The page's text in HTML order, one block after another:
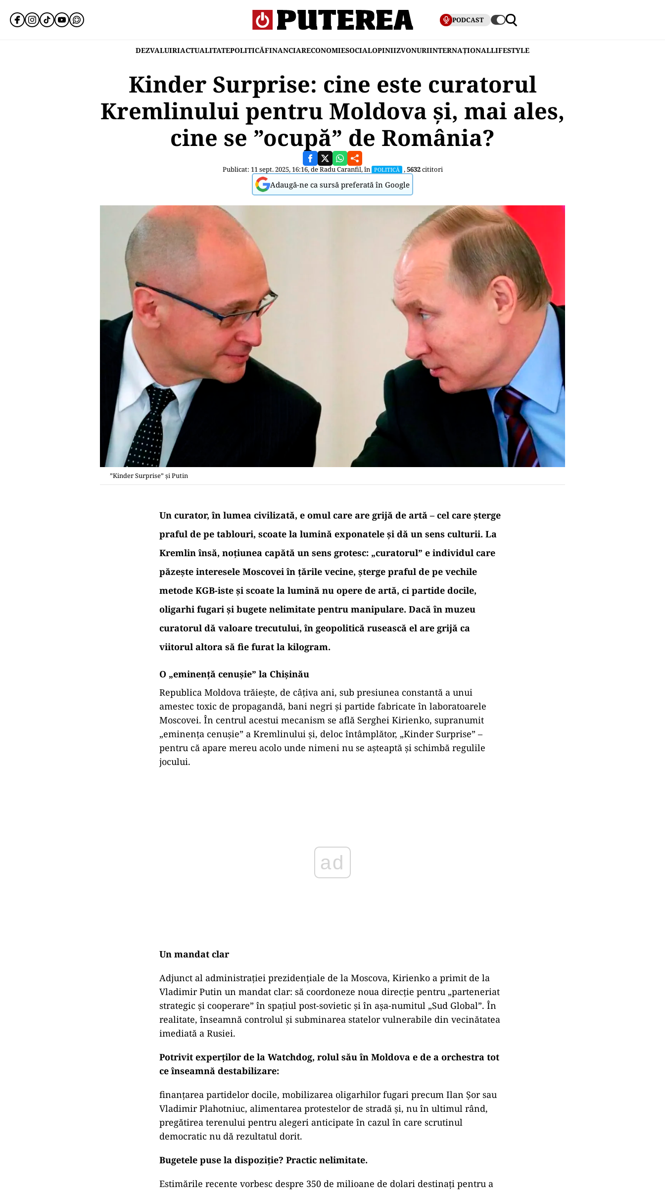
PODCAST
DEZVALUIRIACTUALITATEPOLITICĂFINANCIARECONOMIESOCIALOPINIIZVONURIINTERNAȚIONALLIFESTYLE
Kinder Surprise: cine este curatorul
Kremlinului pentru Moldova și, mai ales,
cine se ”ocupă” de România?
Publicat: 11 sept. 2025, 16:16, deRadu Caranfil, în POLITICĂ ,5632cititori
Adaugă-ne ca sursă preferată în Google
”Kinder Surprise” și Putin
Un curator, în lumea civilizată, e omul care are grijă de artă – cel care șterge
praful de pe tablouri, scoate la lumină exponatele și dă un sens culturii. La
Kremlin însă, noțiunea capătă un sens grotesc: „curatorul” e individul care
păzește interesele Moscovei în țările vecine, șterge praful de pe vechile
metode KGB-iste și scoate la lumină nu opere de artă, ci partide docile,
oligarhi fugari și bugete nelimitate pentru manipulare. Dacă în muzeu
curatorul dă valoare trecutului, în geopolitică rusească el are grijă ca
viitorul altora să fie furat la kilogram.
O „eminență cenușie” la Chișinău
Republica Moldova trăiește, de câțiva ani, sub presiunea constantă a unui
amestec toxic de propagandă, bani negri și partide fabricate în laboratoarele
Moscovei. În centrul acestui mecanism se află Serghei Kirienko, supranumit
„eminența cenușie” a Kremlinului și, deloc întâmplător, „Kinder Surprise” –
pentru că apare mereu acolo unde nimeni nu se așteaptă și schimbă regulile
jocului.
Un mandat clar
Adjunct al administrației prezidențiale de la Moscova, Kirienko a primit de la
Vladimir Putin un mandat clar: să coordoneze noua direcție pentru „parteneriat
strategic și cooperare” în spațiul post-sovietic și în așa-numitul „Sud Global”. În
realitate, înseamnă controlul și subminarea statelor vulnerabile din vecinătatea
imediată a Rusiei.
Potrivit experților de la Watchdog, rolul său în Moldova e de a orchestra tot
ce înseamnă destabilizare:
finanțarea partidelor docile, mobilizarea oligarhilor fugari precum Ilan Șor sau
Vladimir Plahotniuc, alimentarea protestelor de stradă și, nu în ultimul rând,
pregătirea terenului pentru alegeri anticipate în cazul în care scrutinul
democratic nu dă rezultatul dorit.
Bugetele puse la dispoziție? Practic nelimitate.
Estimările recente vorbesc despre 350 de milioane de dolari destinați pentru a